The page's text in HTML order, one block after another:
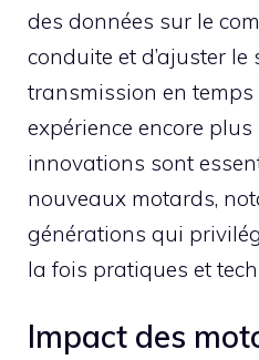
des données sur le
conduite et d’ajuster le
transmission en
expérience encore
innovations sont
nouveaux motards,
générations qui
la fois pratiques et
Impact des